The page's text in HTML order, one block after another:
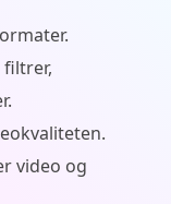
filtrer,
video og